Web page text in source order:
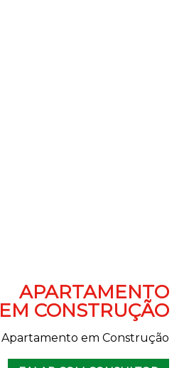
APARTAMENTO
EM CONSTRUÇÃO
Apartamento em Construção